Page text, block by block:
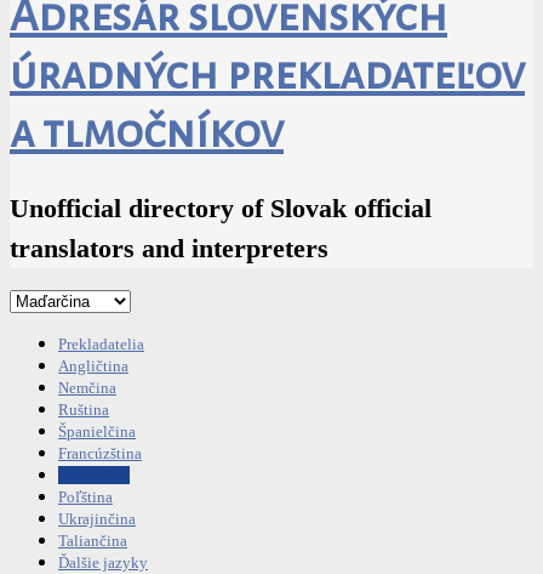
Adresár slovenských
úradných prekladateľov
a tlmočníkov
Unofficial directory of Slovak official
translators and interpreters
Prekladatelia
Angličtina
Nemčina
Ruština
Španielčina
Francúzština
Poľština
Ukrajinčina
Taliančina
Ďalšie jazyky